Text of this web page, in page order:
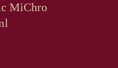
MiChro